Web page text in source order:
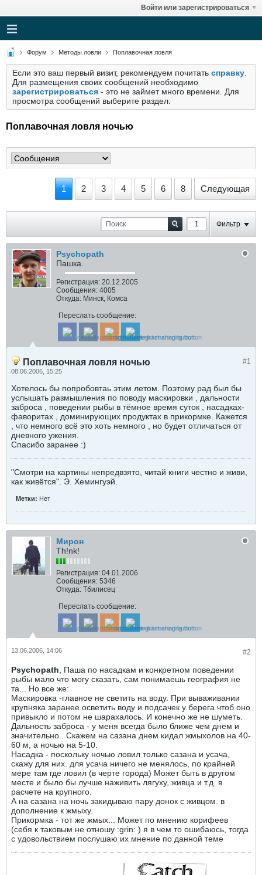
Войти или зарегистрироваться
Форум Методы ловли Поплавочная ловля
Если это ваш первый визит, рекомендуем почитать справку
Для размещения своих сообщений необходимо
зарегистрироваться - это не займет много времени. Для
просмотра сообщений выберите раздел.
Поплавочная ловля ночью
1 2 3 4 5 6 8 Следующая
Фильтр
Psychopath
Пашка.
Регистрация: 20.12.2005
Сообщения: 4005
Откуда: Минск, Комса
Переслать сообщение:
#1
Поплавочная ловля ночью
08.06.2006, 15:25
Хотелось бы попробовтаь этим летом. Поэтому рад был бы
услышать размышления по поводу маскировки , дальности
заброса , поведении рыбы в тёмное время суток , насадках-
фаворитах , доминирующих продуктах в прикормке. Кажется
, что немного всё это хоть немного , но будет отличаться от
дневного ужения.
Спасибо заранее :)
"Смотри на картины непредвзято, читай книги честно и живи,
как живётся". Э. Хемингуэй.
Метки: Нет
Мирон
Th!nk!
Регистрация: 04.01.2006
Сообщения: 5346
Откуда: Тбилисец
Переслать сообщение:
#2
13.06.2006, 14:06
Psychopath , Паша по насадкам и конкретном поведении
рыбы мало что могу сказать, сам понимаешь география не
та... Но все же:
Маскировка -главное не светить на воду. При вываживании
крупняка заранее осветить воду и подсачек у берега чтоб оно
привыкло и потом не шарахалось. И конечно же не шуметь.
Дальность заброса - у меня всегда было ближе чем днем и
значительно.. Скажем на сазана днем кидал жмыхолов на 40-
60 м, а ночью на 5-10.
Насадка - поскольку ночью ловил только сазана и усача,
скажу для них. для усача ничего не менялось, по крайней
мере там где ловил (в черте города) Может быть в другом
месте и было бы лучше наживить лягуху, живца и т.д. в
расчете на крупного.
А на сазана на ночь закидываю пару донок с живцом. в
дополнение к жмыху.
Прикормка - тот же жмых... Может по мнению корифеев
(себя к таковым не отношу :grin: ) я в чем то ошибаюсь, тогда
с удовольствием послушаю их мнение по данной теме